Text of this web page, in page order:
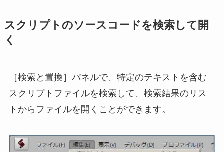
スクリプトのソースコードを検索して開
く
［検索と置換］パネルで、特定のテキストを含む
スクリプトファイルを検索して、検索結果のリス
トからファイルを開くことができます。